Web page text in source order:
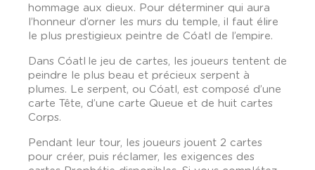
hommage aux dieux. Pour déterminer qui aura
l’honneur d’orner les murs du temple, il faut élire
le plus prestigieux peintre de Cóatl de l’empire.
Dans Cóatl le jeu de cartes, les joueurs tentent de
peindre le plus beau et précieux serpent à
plumes. Le serpent, ou Cóatl, est composé d’une
carte Tête, d’une carte Queue et de huit cartes
Corps.
Pendant leur tour, les joueurs jouent 2 cartes
pour créer, puis réclamer, les exigences des